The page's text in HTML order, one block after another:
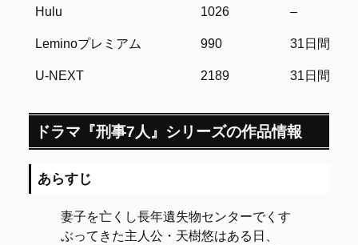
Hulu 1026 –
Leminoプレミアム 990 31日間
U-NEXT 2189 31日間
ドラマ『刑事7人』シリーズの作品情報
あらすじ
妻子を亡くし長年遺失物センターでくす
ぶってきた主人公・天樹悠はある日、